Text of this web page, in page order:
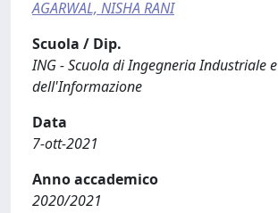
AGARWAL, NISHA RANI
Scuola / Dip.
ING - Scuola di Ingegneria Industriale e
dell'Informazione
Data
7-ott-2021
Anno accademico
2020/2021